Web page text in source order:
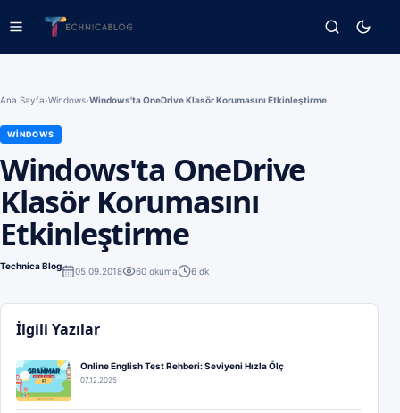
Ana Sayfa›Windows›Windows'ta OneDrive Klasör Korumasını Etkinleştirme
WINDOWS
Windows'ta OneDrive
Klasör Korumasını
Etkinleştirme
Technica Blog 05.09.2018 60 okuma 6 dk
İlgili Yazılar
Online English Test Rehberi: Seviyeni Hızla Ölç
07.12.2025